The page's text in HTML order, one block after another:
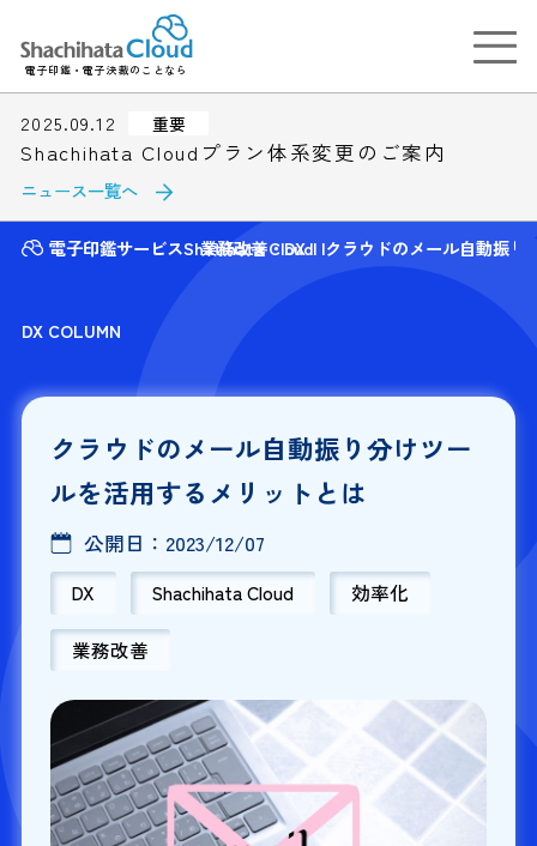
電子印鑑・電子決裁のことなら
2025.09.12 重要
Shachihata Cloudプラン体系変更のご案内
ニュース一覧へ
電子印鑑サービスShatihata Cloud
業務改善・DX クラウドのメール自動振り
DX COLUMN
クラウドのメール自動振り分けツー
ルを活用するメリットとは
公開日： 2023/12/07
DX Shachihata Cloud 効率化
業務改善